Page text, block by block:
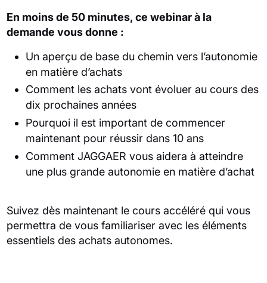
En moins de 50 minutes, ce webinar à la
demande vous donne :
Un aperçu de base du chemin vers l’autonomie
en matière d’achats
Comment les achats vont évoluer au cours des
dix prochaines années
Pourquoi il est important de commencer
maintenant pour réussir dans 10 ans
Comment JAGGAER vous aidera à atteindre
une plus grande autonomie en matière d’achat
Suivez dès maintenant le cours accéléré qui vous
permettra de vous familiariser avec les éléments
essentiels des achats autonomes.